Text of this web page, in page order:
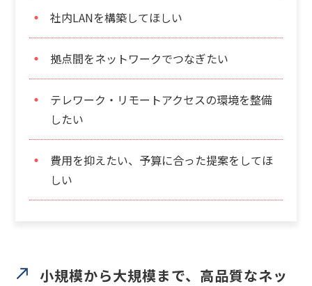
社内LANを構築してほしい
拠点間をネットワークでつなぎたい
テレワーク・リモートアクセスの環境を整備
したい
費用を抑えたい、予算に合った提案をしてほ
しい
小規模から大規模まで、高品質なネッ